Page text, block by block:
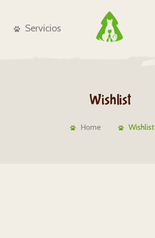
Servicios
Wishlist
Home Wishlist